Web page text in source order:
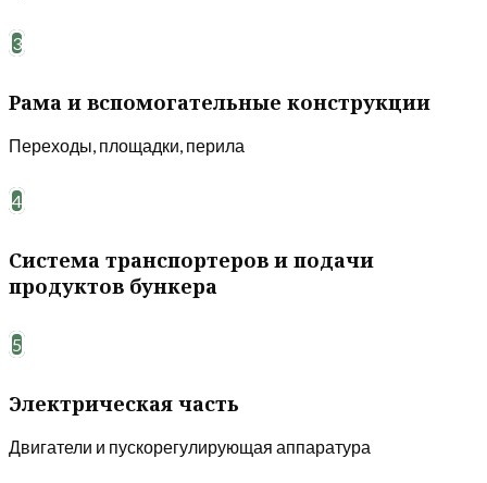
3
Рама и вспомогательные конструкции
Переходы, площадки, перила
4
Система транспортеров и подачи
продуктов бункера
5
Электрическая часть
Двигатели и пускорегулирующая аппаратура